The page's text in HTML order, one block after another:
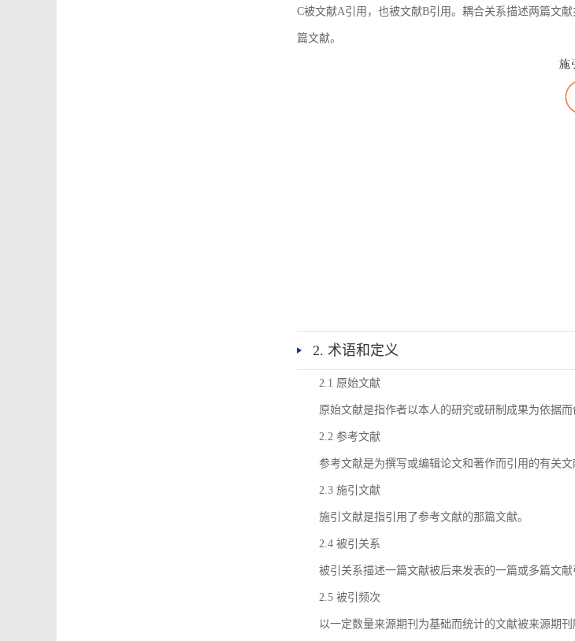
C被文献A引用，也被文献B引用。耦合关系描述两篇文
篇文献。
2. 术语和定义
2.1 原始文献
原始文献是指作者以本人的研究或研制成果为依据
2.2 参考文献
参考文献是为撰写或编辑论文和著作而引用的有关文
2.3 施引文献
施引文献是指引用了参考文献的那篇文献。
2.4 被引关系
被引关系描述一篇文献被后来发表的一篇或多篇文献
2.5 被引频次
以一定数量来源期刊为基础而统计的文献被来源期刊